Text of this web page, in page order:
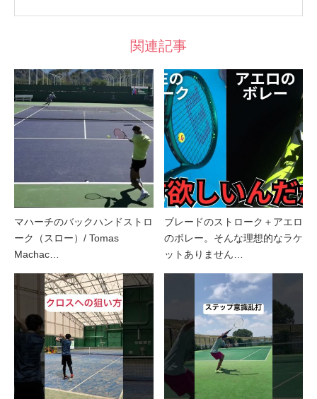
関連記事
マハーチのバックハンドストロ
ーク（スロー）/ Tomas
Machac…
ブレードのストローク＋アエロ
のボレー。そんな理想的なラケ
ットありません…